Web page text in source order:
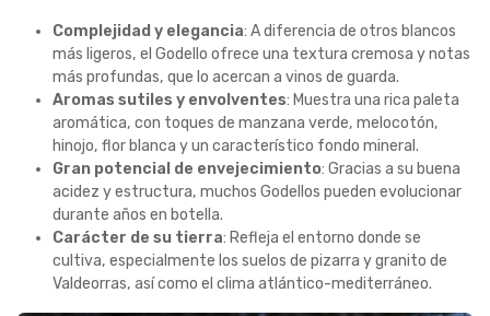
Complejidad y elegancia: A diferencia de otros blancos
más ligeros, el Godello ofrece una textura cremosa y notas
más profundas, que lo acercan a vinos de guarda.
Aromas sutiles y envolventes: Muestra una rica paleta
aromática, con toques de manzana verde, melocotón,
hinojo, flor blanca y un característico fondo mineral.
Gran potencial de envejecimiento: Gracias a su buena
acidez y estructura, muchos Godellos pueden evolucionar
durante años en botella.
Carácter de su tierra: Refleja el entorno donde se
cultiva, especialmente los suelos de pizarra y granito de
Valdeorras, así como el clima atlántico-mediterráneo.